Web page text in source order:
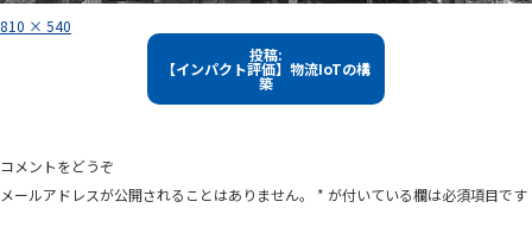
フ
ル
810 × 540
ゲ
ー
投稿:
【インパクト評価】物流IoTの構
築
コメントをどうぞ
メールアドレスが公開されることはありません。
* が付いている欄は必須項目です